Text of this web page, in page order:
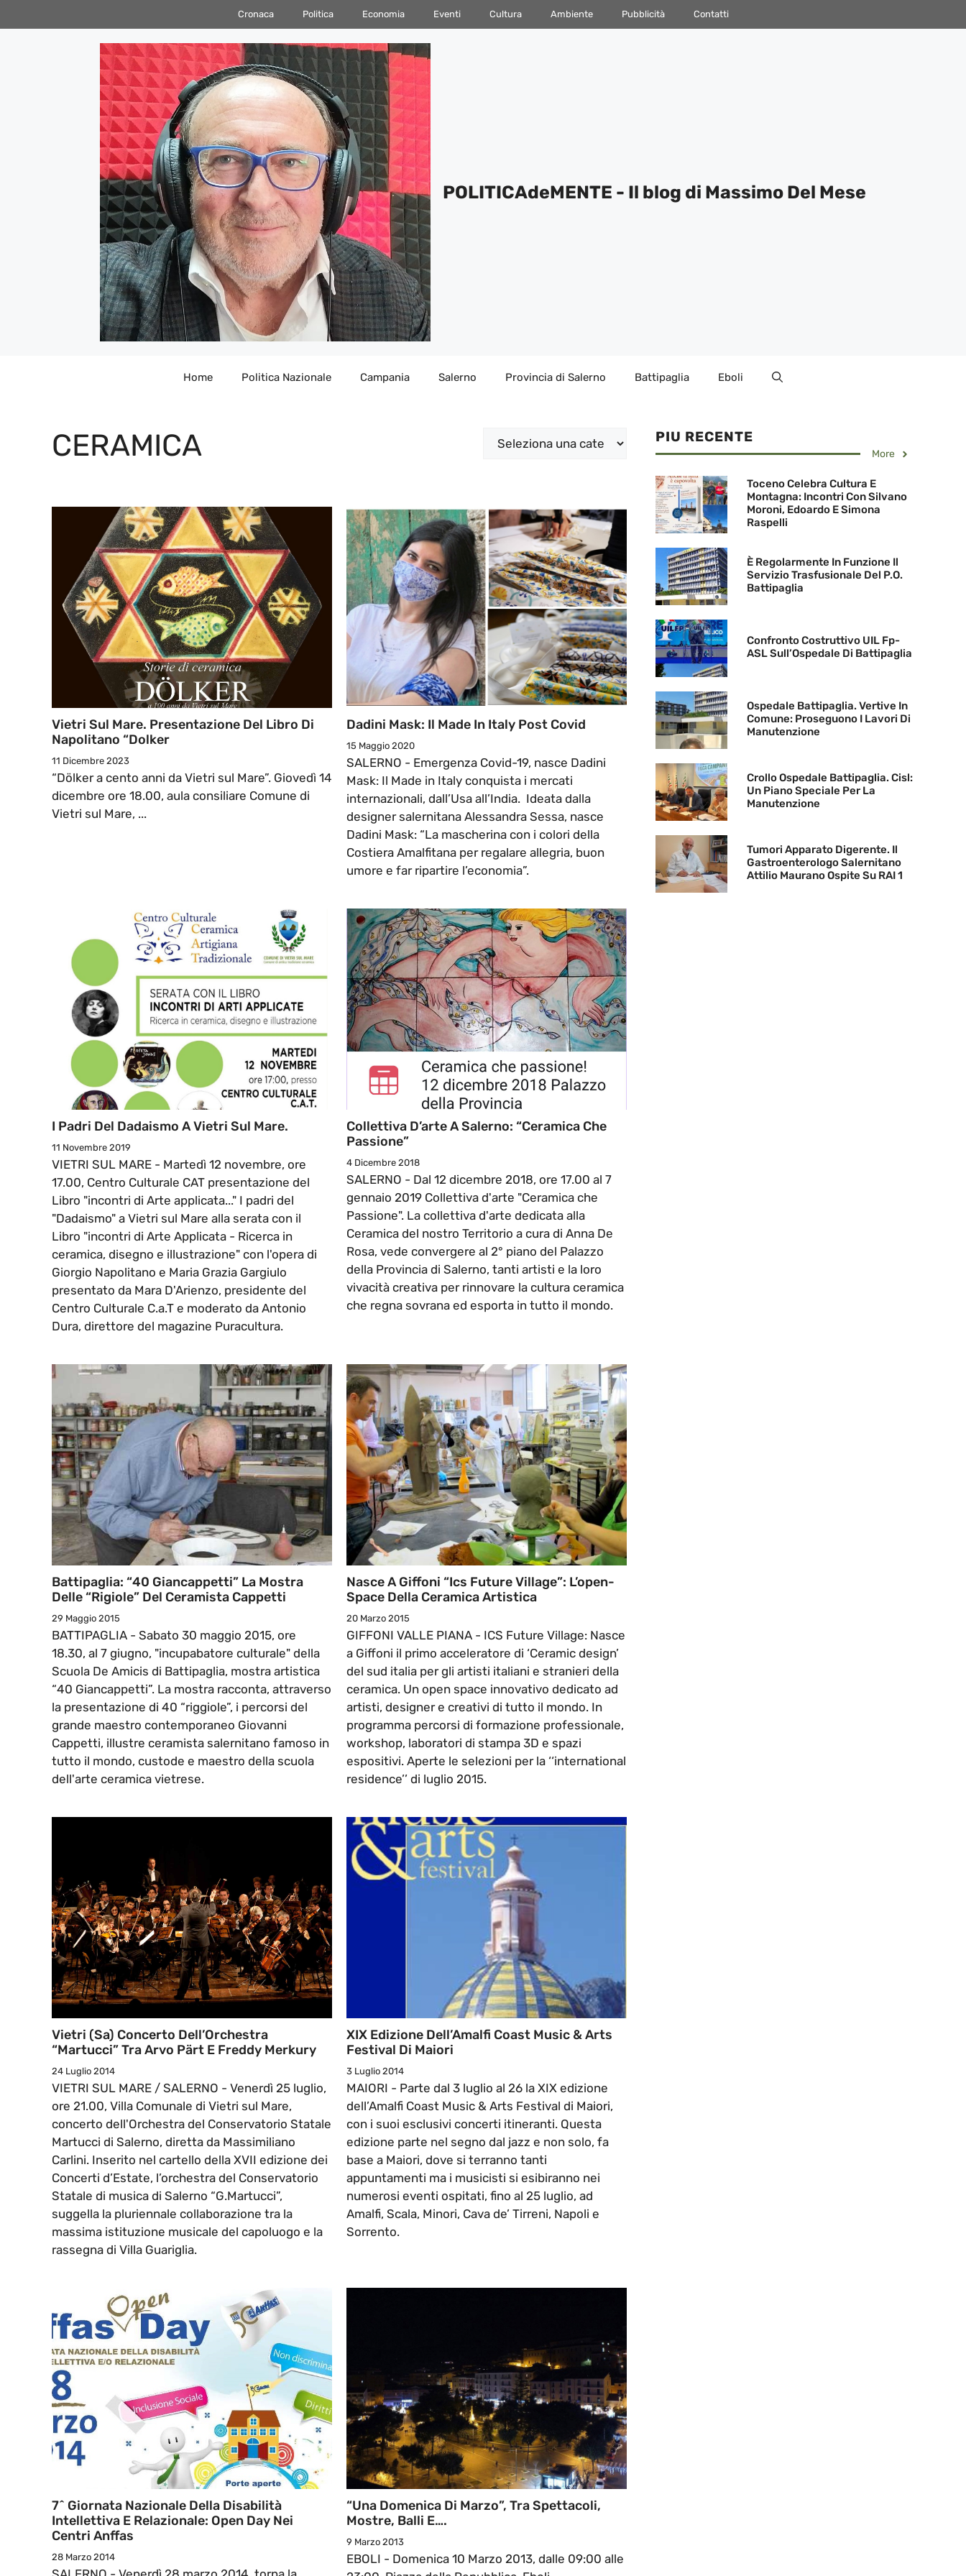
al
Cronaca Politica Economia Eventi Cultura Ambiente Pubblicità Contatti
POLITICAdeMENTE - Il blog di Massimo Del Mese
Home Politica Nazionale Campania Salerno Provincia di Salerno Battipaglia Eboli
CERAMICA Categorie
Vietri Sul Mare. Presentazione Del Libro Di
Napolitano “Dolker
11 Dicembre 2023
“Dölker a cento anni da Vietri sul Mare”. Giovedì 14
dicembre ore 18.00, aula consiliare Comune di
Vietri sul Mare, ...
Dadini Mask: Il Made In Italy Post Covid
15 Maggio 2020
SALERNO - Emergenza Covid-19, nasce Dadini
Mask: Il Made in Italy conquista i mercati
internazionali, dall’Usa all’India. Ideata dalla
designer salernitana Alessandra Sessa, nasce
Dadini Mask: “La mascherina con i colori della
Costiera Amalfitana per regalare allegria, buon
umore e far ripartire l’economia”.
I Padri Del Dadaismo A Vietri Sul Mare.
11 Novembre 2019
VIETRI SUL MARE - Martedì 12 novembre, ore
17.00, Centro Culturale CAT presentazione del
Libro "incontri di Arte applicata..." I padri del
"Dadaismo" a Vietri sul Mare alla serata con il
Libro "incontri di Arte Applicata - Ricerca in
ceramica, disegno e illustrazione" con l'opera di
Giorgio Napolitano e Maria Grazia Gargiulo
presentato da Mara D'Arienzo, presidente del
Centro Culturale C.a.T e moderato da Antonio
Dura, direttore del magazine Puracultura.
Collettiva D’arte A Salerno: “Ceramica Che
Passione”
4 Dicembre 2018
SALERNO - Dal 12 dicembre 2018, ore 17.00 al 7
gennaio 2019 Collettiva d'arte "Ceramica che
Passione". La collettiva d'arte dedicata alla
Ceramica del nostro Territorio a cura di Anna De
Rosa, vede convergere al 2° piano del Palazzo
della Provincia di Salerno, tanti artisti e la loro
vivacità creativa per rinnovare la cultura ceramica
che regna sovrana ed esporta in tutto il mondo.
Battipaglia: “40 Giancappetti” La Mostra
Delle “rigiole” Del Ceramista Cappetti
29 Maggio 2015
BATTIPAGLIA - Sabato 30 maggio 2015, ore
18.30, al 7 giugno, "incupabatore culturale" della
Scuola De Amicis di Battipaglia, mostra artistica
“40 Giancappetti”. La mostra racconta, attraverso
la presentazione di 40 “riggiole”, i percorsi del
grande maestro contemporaneo Giovanni
Cappetti, illustre ceramista salernitano famoso in
tutto il mondo, custode e maestro della scuola
dell'arte ceramica vietrese.
Nasce A Giffoni “Ics Future Village”: L’open-
Space Della Ceramica Artistica
20 Marzo 2015
GIFFONI VALLE PIANA - ICS Future Village: Nasce
a Giffoni il primo acceleratore di ‘Ceramic design’
del sud italia per gli artisti italiani e stranieri della
ceramica. Un open space innovativo dedicato ad
artisti, designer e creativi di tutto il mondo. In
programma percorsi di formazione professionale,
workshop, laboratori di stampa 3D e spazi
espositivi. Aperte le selezioni per la ‘‘international
residence’’ di luglio 2015.
Vietri (Sa) Concerto Dell’Orchestra
“Martucci” Tra Arvo Pärt E Freddy Merkury
24 Luglio 2014
VIETRI SUL MARE / SALERNO - Venerdì 25 luglio,
ore 21.00, Villa Comunale di Vietri sul Mare,
concerto dell'Orchestra del Conservatorio Statale
Martucci di Salerno, diretta da Massimiliano
Carlini. Inserito nel cartello della XVII edizione dei
Concerti d’Estate, l’orchestra del Conservatorio
Statale di musica di Salerno “G.Martucci”,
suggella la pluriennale collaborazione tra la
massima istituzione musicale del capoluogo e la
rassegna di Villa Guariglia.
XIX Edizione Dell’Amalfi Coast Music & Arts
Festival Di Maiori
3 Luglio 2014
MAIORI - Parte dal 3 luglio al 26 la XIX edizione
dell’Amalfi Coast Music & Arts Festival di Maiori,
con i suoi esclusivi concerti itineranti. Questa
edizione parte nel segno dal jazz e non solo, fa
base a Maiori, dove si terranno tanti
appuntamenti ma i musicisti si esibiranno nei
numerosi eventi ospitati, fino al 25 luglio, ad
Amalfi, Scala, Minori, Cava de’ Tirreni, Napoli e
Sorrento.
7^ Giornata Nazionale Della Disabilità
Intellettiva E Relazionale: Open Day Nei
Centri Anffas
28 Marzo 2014
“Una Domenica Di Marzo”, Tra Spettacoli,
Mostre, Balli E….
9 Marzo 2013
EBOLI - Domenica 10 Marzo 2013, dalle 09:00 alle
PIU RECENTE
More
Toceno Celebra Cultura E
Montagna: Incontri Con Silvano
Moroni, Edoardo E Simona
Raspelli
È Regolarmente In Funzione Il
Servizio Trasfusionale Del P.O.
Battipaglia
Confronto Costruttivo UIL Fp-
ASL Sull’Ospedale Di Battipaglia
Ospedale Battipaglia. Vertive In
Comune: Proseguono I Lavori Di
Manutenzione
Crollo Ospedale Battipaglia. Cisl:
Un Piano Speciale Per La
Manutenzione
Tumori Apparato Digerente. Il
Gastroenterologo Salernitano
Attilio Maurano Ospite Su RAI 1